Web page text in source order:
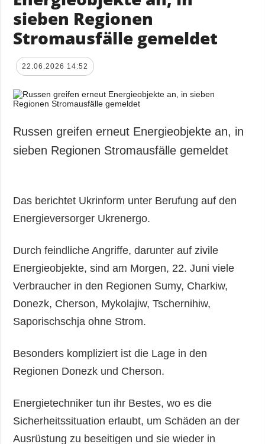
sieben Regionen
Stromausfälle gemeldet
22.06.2026 14:52
Russen greifen erneut Energieobjekte an, in
sieben Regionen Stromausfälle gemeldet
Das berichtet Ukrinform unter Berufung auf den
Energieversorger Ukrenergo.
Durch feindliche Angriffe, darunter auf zivile
Energieobjekte, sind am Morgen, 22. Juni viele
Verbraucher in den Regionen Sumy, Charkiw,
Donezk, Cherson, Mykolajiw, Tschernihiw,
Saporischschja ohne Strom.
Besonders kompliziert ist die Lage in den
Regionen Donezk und Cherson.
Energietechniker tun ihr Bestes, wo es die
Sicherheitssituation erlaubt, um Schäden an der
Ausrüstung zu beseitigen und sie wieder in